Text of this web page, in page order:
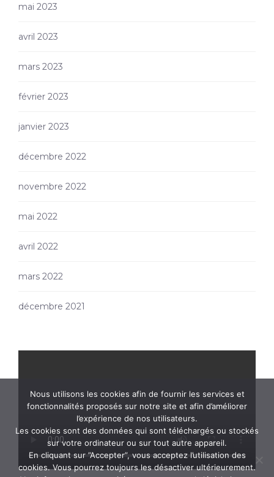
mai 2023
avril 2023
mars 2023
février 2023
janvier 2023
décembre 2022
novembre 2022
mai 2022
avril 2022
mars 2022
décembre 2021
Nous utilisons les cookies afin de fournir les services et
fonctionnalités proposés sur notre site et afin d’améliorer
l’expérience de nos utilisateurs.
Les cookies sont des données qui sont téléchargés ou stockés
sur votre ordinateur ou sur tout autre appareil.
En cliquant sur ”Accepter”, vous acceptez l’utilisation des
cookies. Vous pourrez toujours les désactiver ultérieurement.